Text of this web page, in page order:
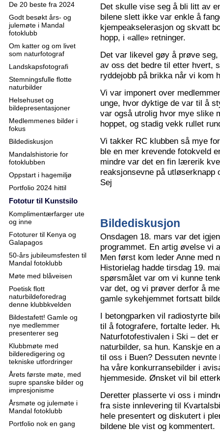
De 20 beste fra 2024
Godt besøkt års- og
julemøte i Mandal
fotoklubb
Om katter og om livet
som naturfotograf
Landskapsfotografi
Stemningsfulle flotte
naturbilder
Helsehuset og
bildepresentasjoner
Medlemmenes bilder i
fokus
Bildediskusjon
Mandalshistorie for
fotoklubben
Oppstart i hagemiljø
Portfolio 2024 hittil
Fototur til Kunstsilo
Komplimentærfarger ute
og inne
Fototurer til Kenya og
Galapagos
50-års jubileumsfesten til
Mandal fotoklubb
Møte med blåveisen
Poetisk flott
naturbildeforedrag
denne klubbkvelden
Bildestafett! Gamle og
nye medlemmer
presenterer seg
Klubbmøte med
bilderedigering og
tekniske utfordringer
Årets første møte, med
supre spanske bilder og
impresjonisme
Årsmøte og julemøte i
Mandal fotoklubb
Portfolio nok en gang
Det skulle vise seg å bli litt av
bilene slett ikke var enkle å
kjempeakselerasjon og skvatt
hopp, i «alle» retninger.
Det var likevel gøy å prøve
av oss det bedre til etter hvert,
ryddejobb på brikka når vi kom
Vi var imponert over
unge, hvor dyktige de var til å
var også utrolig hvor mye slike
hoppet, og stadig vekk rullet
Vi takker RC klubben så mye
ble en mer krevende fotokveld
mindre var det en fin lærerik
reaksjonsevne på utløserknapp
Sej
Bildediskusjon
Onsdagen 18. mars var det
programmet. En artig øvelse vi
Men først kom leder Anne med
Historielag hadde tirsdag 19.
spørsmålet var om vi kunne
var det, og vi prøver derfor å
gamle sykehjemmet fortsatt
I betongparken vil radiostyrte
til å fotografere, fortalte leder.
Naturfotofestivalen i Ski – det
naturbilder, sa hun. Kanskje en
til oss i Buen? Dessuten
ha våre konkurransebilder i
hjemmeside. Ønsket vil bil
Deretter plasserte vi oss i
fra siste innlevering til
hele presentert og diskutert i
bildene ble vist og kommentert.